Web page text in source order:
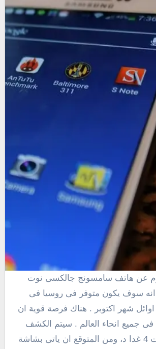
Galaxy Note 4 انه سوف يكون متوفر فى روسيا فى
شهر اكتوبر . هناك فرصة قوية ان
جميع انحاء العالم . سيتم الكشف
د، ومن المتوقع ان ياتى بشاشة